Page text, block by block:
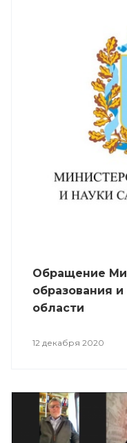
Обращение
образования
области
12 декабря 2020